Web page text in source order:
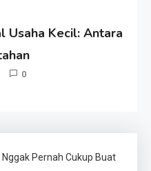
Usaha Kecil: Antara
0
Pernah Cukup Buat